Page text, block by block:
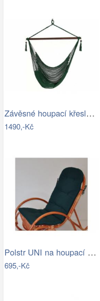
Závěsné houpací křeslo Bustry,…
1490,-Kč
Polstr UNI na houpací křeslo - látka…
695,-Kč